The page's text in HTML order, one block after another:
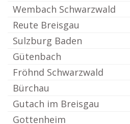
Wembach Schwarzwald
Reute Breisgau
Sulzburg Baden
Gütenbach
Fröhnd Schwarzwald
Bürchau
Gutach im Breisgau
Gottenheim